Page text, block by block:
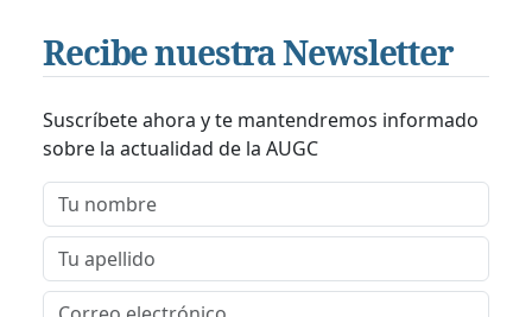
Recibe nuestra Newsletter
Suscríbete ahora y te mantendremos informado
sobre la actualidad de la AUGC